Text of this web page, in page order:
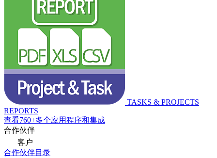
TASKS & PROJECTS
REPORTS
查看760+多个应用程序和集成
合作伙伴
客户
合作伙伴目录